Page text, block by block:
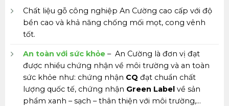
Chất liệu gỗ công nghiệp An Cường cao cấp với độ
bền cao và khả năng chống mối mọt, cong vênh
tốt.
An toàn với sức khỏe– An Cường là đơn vị đạt
được nhiều chứng nhận về môi trường và an toàn
sức khỏe như: chứng nhận CQ đạt chuẩn chất
lượng quốc tế, chứng nhận Green Labelvề sản
phẩm xanh – sạch – thân thiện với môi trường,…